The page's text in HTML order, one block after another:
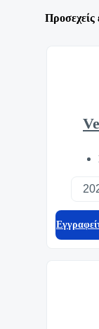
Προσεχείς